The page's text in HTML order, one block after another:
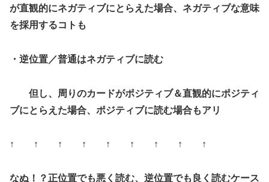
が直観的にネガティブにとらえた場合、ネガティブな意味
を採用するコトも
・逆位置／普通はネガティブに読む
但し、周りのカードがポジティブ＆直観的にポジティ
ブにとらえた場合、ポジティブに読む場合もアリ
↑ ↑ ↑ ↑ ↑ ↑ ↑ ↑ ↑
なぬ！？正位置でも悪く読む、逆位置でも良く読むケース